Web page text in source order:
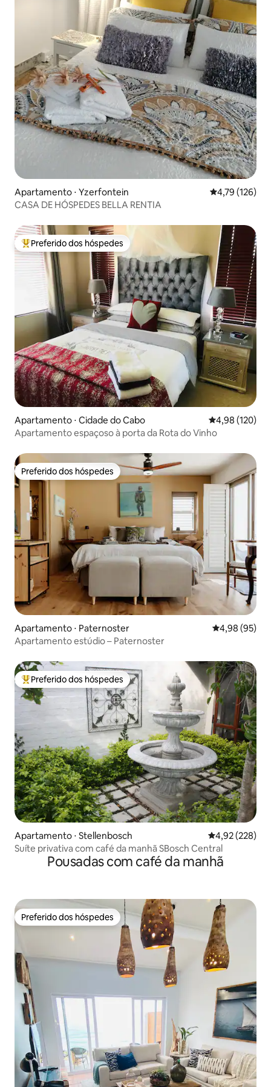
Apartamento ⋅ Yzerfontein 4,79 de uma
4,79 (126)
CASA DE HÓSPEDES BELLA RENTIA
Entre os melhores preferidos dos hóspedes
Preferido dos hóspedes
Apartamento ⋅ Cidade do Cabo 4,98 de uma
4,98 (120)
Apartamento espaçoso à porta da Rota do Vinho
Preferido dos hóspedes
Preferido dos hóspedes
Apartamento ⋅ Paternoster 4,98 de uma
4,98 (95)
Apartamento estúdio – Paternoster
Entre os melhores preferidos dos hóspedes
Preferido dos hóspedes
Apartamento ⋅ Stellenbosch 4,92 de uma
4,92 (228)
Suíte privativa com café da manhã SBosch Central
Pousadas com café da manhã
Preferido dos hóspedes
Preferido dos hóspedes